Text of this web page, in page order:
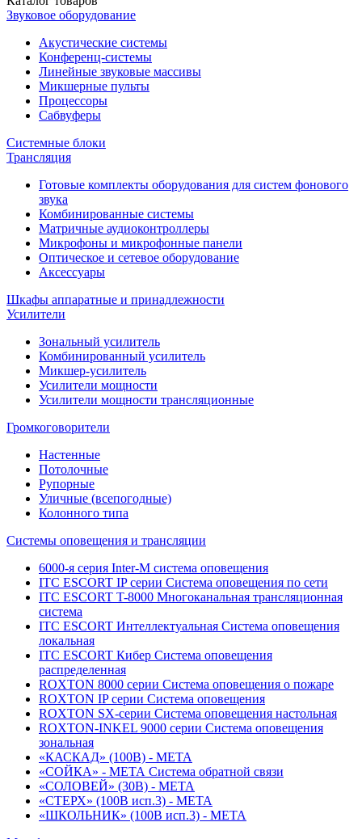
Звуковое оборудование
Акустические системы
Конференц-системы
Линейные звуковые массивы
Микшерные пульты
Процессоры
Сабвуферы
Системные блоки
Трансляция
Готовые комплекты оборудования для систем фонового
звука
Комбинированные системы
Матричные аудиоконтроллеры
Микрофоны и микрофонные панели
Оптическое и сетевое оборудование
Аксессуары
Шкафы аппаратные и принадлежности
Усилители
Зональный усилитель
Комбинированный усилитель
Микшер-усилитель
Усилители мощности
Усилители мощности трансляционные
Громкоговорители
Настенные
Потолочные
Рупорные
Уличные (всепогодные)
Колонного типа
Системы оповещения и трансляции
6000-я серия Inter-M система оповещения
ITC ESCORT IP серии Система оповещения по сети
ITC ESCORT T-8000 Многоканальная трансляционная
система
ITC ESCORT Интеллектуальная Система оповещения
локальная
ITC ESCORT Кибер Система оповещения
распределенная
ROXTON 8000 серии Система оповещения о пожаре
ROXTON IP серии Система оповещения
ROXTON SX-серии Система оповещения настольная
ROXTON-INKEL 9000 серии Система оповещения
зональная
«КАСКАД» (100В) - МЕТА
«СОЙКА» - МЕТА Система обратной связи
«СОЛОВЕЙ» (30В) - МЕТА
«СТЕРХ» (100В исп.3) - МЕТА
«ШКОЛЬНИК» (100В исп.3) - МЕТА